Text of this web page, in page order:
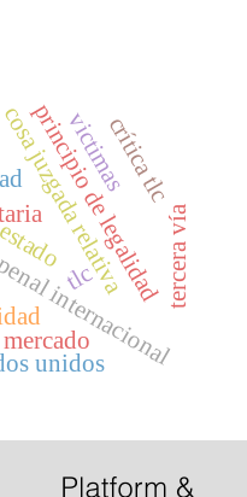
internacional
cosa juzgada relativa
principio de legalidad
victimas
tercera vía
unidos
crítica tlc
tlc
estado